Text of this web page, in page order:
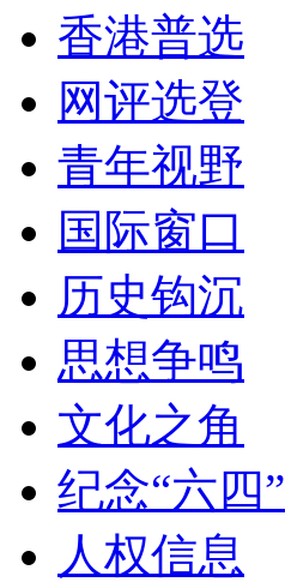
香港普选
网评选登
青年视野
国际窗口
历史钩沉
思想争鸣
文化之角
纪念“六四”
人权信息